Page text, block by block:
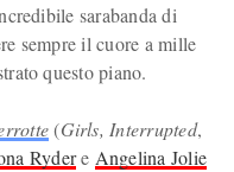
sarabanda di
sempre il cuore a mille
questo piano.
(Girls, Interrupted,
Rydere Angelina Jolie